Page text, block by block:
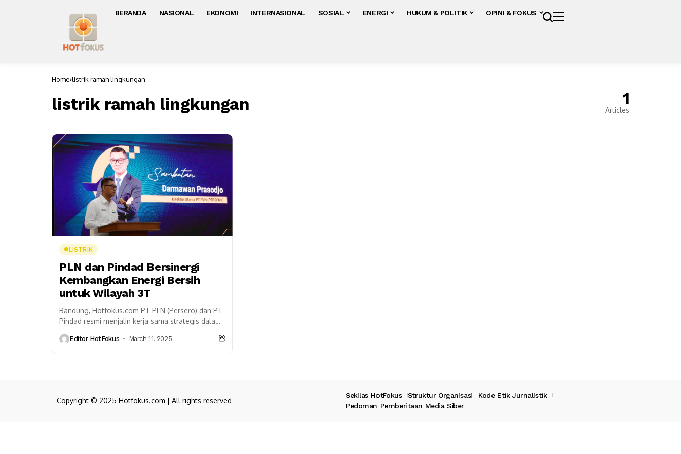
BERANDA NASIONAL EKONOMI INTERNASIONAL SOSIAL ENERGI HUKUM & POLITIK OPINI & FOKUS
Home listrik ramah lingkungan
listrik ramah lingkungan 1
Articles
LISTRIK
PLN dan Pindad Bersinergi
Kembangkan Energi Bersih
untuk Wilayah 3T
Bandung, Hotfokus.com PT PLN (Persero) dan PT
Pindad resmi menjalin kerja sama strategis dalam
terbarukan. Kolaborasi ini bertujuan...
Editor HotFokus March 11, 2025
Copyright © 2025 Hotfokus.com | All rights reserved
Sekilas HotFokus Struktur Organisasi
Kode Etik Jurnalistik
Pedoman Pemberitaan Media Siber